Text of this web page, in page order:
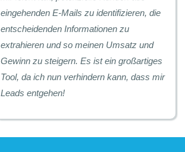
eingehenden E-Mails zu identifizieren, die
entscheidenden Informationen zu
extrahieren und so meinen Umsatz und
Gewinn zu steigern. Es ist ein großartiges
Tool, da ich nun verhindern kann, dass mir
Leads entgehen!